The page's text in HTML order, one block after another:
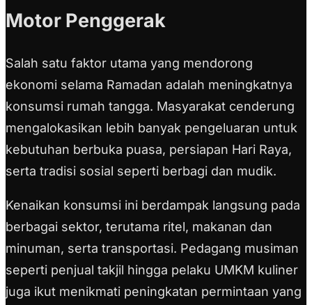
Motor Penggerak
Salah satu faktor utama yang mendorong
ekonomi selama Ramadan adalah meningkatnya
konsumsi rumah tangga. Masyarakat cenderung
mengalokasikan lebih banyak pengeluaran untuk
kebutuhan berbuka puasa, persiapan Hari Raya,
serta tradisi sosial seperti berbagi dan mudik.
Kenaikan konsumsi ini berdampak langsung pada
berbagai sektor, terutama ritel, makanan dan
minuman, serta transportasi. Pedagang musiman
seperti penjual takjil hingga pelaku UMKM kuliner
juga ikut menikmati peningkatan permintaan yang